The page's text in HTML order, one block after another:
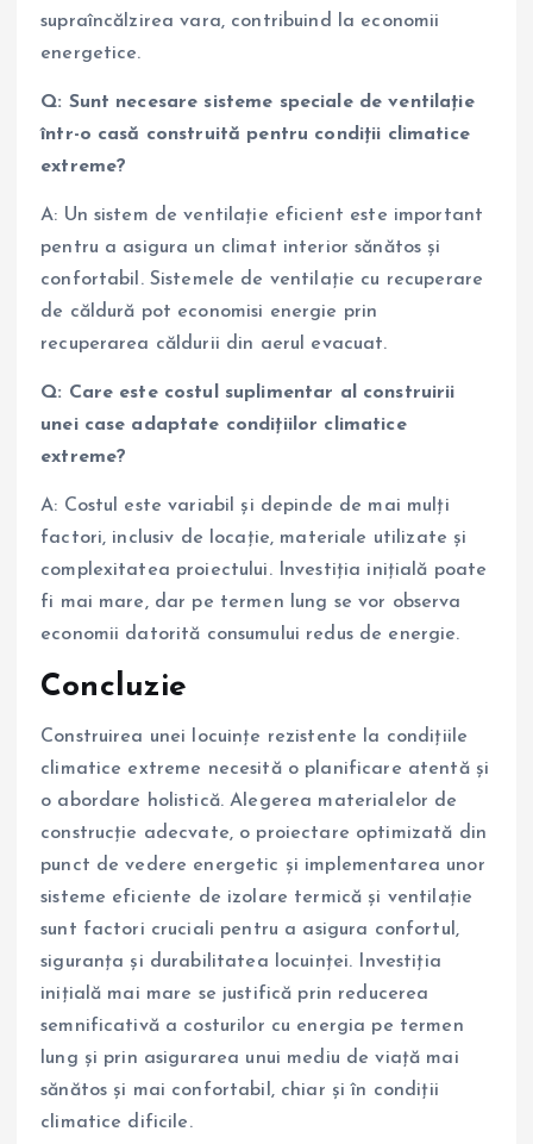
supraîncălzirea vara, contribuind la economii
energetice.
Q: Sunt necesare sisteme speciale de ventilație
într-o casă construită pentru condiții climatice
extreme?
A: Un sistem de ventilație eficient este important
pentru a asigura un climat interior sănătos și
confortabil. Sistemele de ventilație cu recuperare
de căldură pot economisi energie prin
recuperarea căldurii din aerul evacuat.
Q: Care este costul suplimentar al construirii
unei case adaptate condițiilor climatice
extreme?
A: Costul este variabil și depinde de mai mulți
factori, inclusiv de locație, materiale utilizate și
complexitatea proiectului. Investiția inițială poate
fi mai mare, dar pe termen lung se vor observa
economii datorită consumului redus de energie.
Concluzie
Construirea unei locuințe rezistente la condițiile
climatice extreme necesită o planificare atentă și
o abordare holistică. Alegerea materialelor de
construcție adecvate, o proiectare optimizată din
punct de vedere energetic și implementarea unor
sisteme eficiente de izolare termică și ventilație
sunt factori cruciali pentru a asigura confortul,
siguranța și durabilitatea locuinței. Investiția
inițială mai mare se justifică prin reducerea
semnificativă a costurilor cu energia pe termen
lung și prin asigurarea unui mediu de viață mai
sănătos și mai confortabil, chiar și în condiții
climatice dificile.